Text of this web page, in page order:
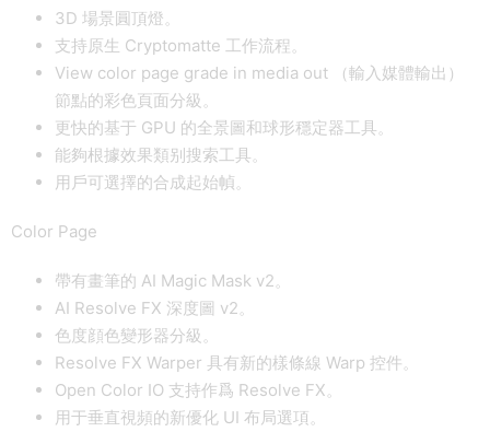
3D 場景圓頂燈。
支持原生 Cryptomatte 工作流程。
View color page grade in media out （輸入媒體輸出）
節點的彩色頁面分級。
更快的基于 GPU 的全景圖和球形穩定器工具。
能夠根據效果類别搜索工具。
用戶可選擇的合成起始幀。
Color Page
帶有畫筆的 AI Magic Mask v2。
AI Resolve FX 深度圖 v2。
色度顔色變形器分級。
Resolve FX Warper 具有新的樣條線 Warp 控件。
Open Color IO 支持作爲 Resolve FX。
用于垂直視頻的新優化 UI 布局選項。